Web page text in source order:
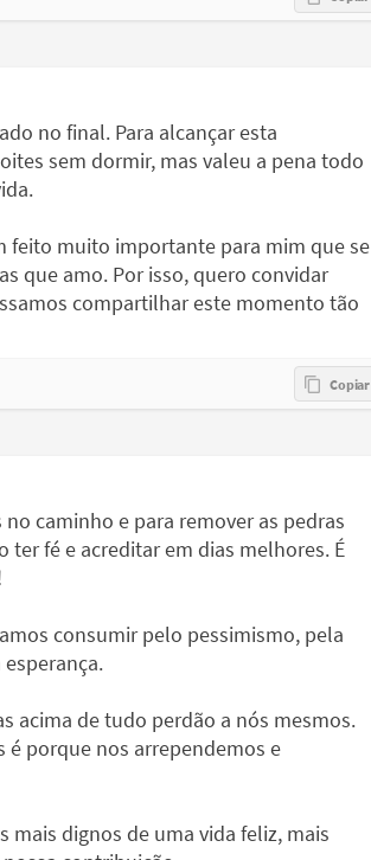
no final. Para alcançar esta
sem dormir, mas valeu a pena todo
feito muito importante para mim que se
que amo. Por isso, quero convidar
compartilhar este momento tão
caminho e para remover as pedras
fé e acreditar em dias melhores. É
consumir pelo pessimismo, pela
acima de tudo perdão a nós mesmos.
é porque nos arrependemos e
mais dignos de uma vida feliz, mais